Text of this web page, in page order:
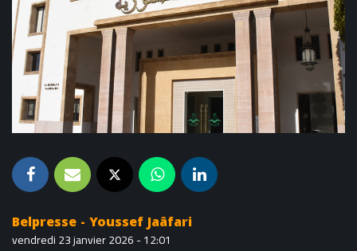
Belpresse - Youssef Jaâfari
vendredi 23 janvier 2026 - 12:01